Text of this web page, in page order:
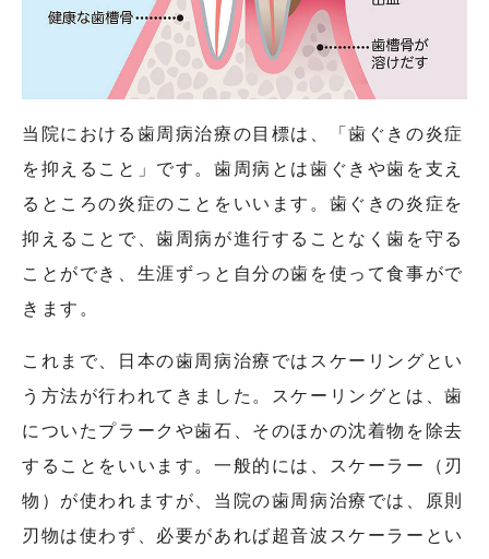
当院における歯周病治療の目標は、「歯ぐきの炎症
を抑えること」です。歯周病とは歯ぐきや歯を支え
るところの炎症のことをいいます。歯ぐきの炎症を
抑えることで、歯周病が進行することなく歯を守る
ことができ、生涯ずっと自分の歯を使って食事がで
きます。
これまで、日本の歯周病治療ではスケーリングとい
う方法が行われてきました。スケーリングとは、歯
についたプラークや歯石、そのほかの沈着物を除去
することをいいます。一般的には、スケーラー（刃
物）が使われますが、当院の歯周病治療では、原則
刃物は使わず、必要があれば超音波スケーラーとい